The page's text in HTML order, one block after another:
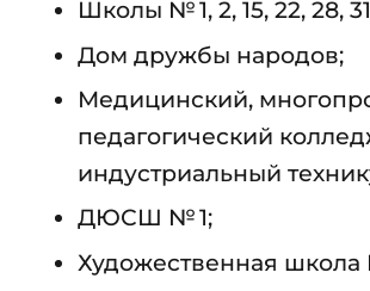
Школы № 1, 2, 15, 22, 28,
Дом дружбы народов;
Медицинский,
педагогический
индустриальный
ДЮСШ № 1;
Художественная школа